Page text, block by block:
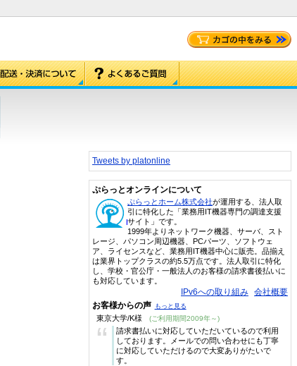
Tweets by platonline
ぷらっとオンラインについて
ぷらっとホーム株式会社が運用する、法人取
引に特化した「業務用IT機器専門の調達支援
サイト」です。
1999年よりネットワーク機器、サーバ、スト
レージ、パソコン周辺機器、PCパーツ、ソフトウェ
ア、ライセンスなど、業務用IT機器中心に販売。品揃え
は業界トップクラスの約5.5万点です。法人取引に特化
し、学校・官公庁・一般法人のお客様の請求書後払いに
も対応しています。
IPv6への取り組み 会社概要
お客様からの声 もっと見る
東京大学/K様 (ご利用期間2009年～)
“
請求書払いに対応していただいているので利用
しております。メールでの問い合わせにも丁寧
に対応していただけるので大変ありがたいで
す。